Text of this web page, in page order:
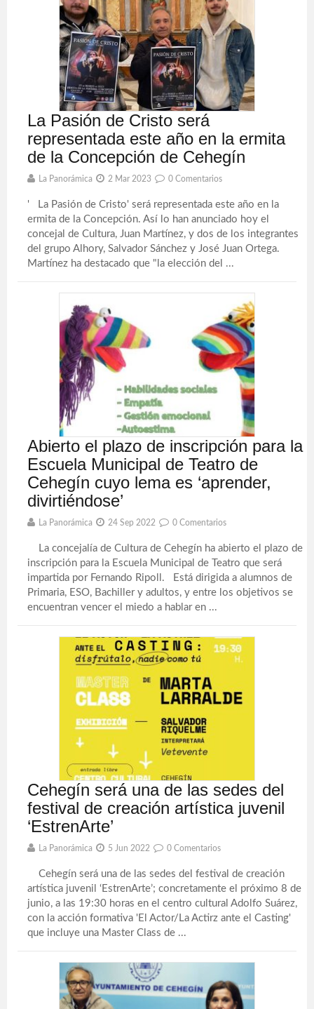
La Pasión de Cristo será
representada este año en la ermita
de la Concepción de Cehegín
La Panorámica 2 Mar 2023 0 Comentarios
' La Pasión de Cristo' será representada este año en la
ermita de la Concepción. Así lo han anunciado hoy el
concejal de Cultura, Juan Martínez, y dos de los integrantes
del grupo Alhory, Salvador Sánchez y José Juan Ortega.
Martínez ha destacado que "la elección del ...
Abierto el plazo de inscripción para la
Escuela Municipal de Teatro de
Cehegín cuyo lema es ‘aprender,
divirtiéndose’
La Panorámica 24 Sep 2022 0 Comentarios
La concejalía de Cultura de Cehegín ha abierto el plazo de
inscripción para la Escuela Municipal de Teatro que será
impartida por Fernando Ripoll. Está dirigida a alumnos de
Primaria, ESO, Bachiller y adultos, y entre los objetivos se
encuentran vencer el miedo a hablar en ...
Cehegín será una de las sedes del
festival de creación artística juvenil
‘EstrenArte’
La Panorámica 5 Jun 2022 0 Comentarios
Cehegín será una de las sedes del festival de creación
artística juvenil ‘EstrenArte’; concretamente el próximo 8 de
junio, a las 19:30 horas en el centro cultural Adolfo Suárez,
con la acción formativa 'El Actor/La Actirz ante el Casting'
que incluye una Master Class de ...